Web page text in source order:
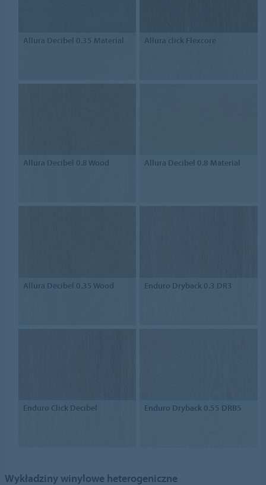
Allura Decibel 0.35 Material Allura click Flexcore
Allura Decibel 0.8 Wood Allura Decibel 0.8 Material
Allura Decibel 0.35 Wood Enduro Dryback 0.3 DR3
Enduro Click Decibel Enduro Dryback 0.55 DRB5
Wykładziny winylowe heterogeniczne